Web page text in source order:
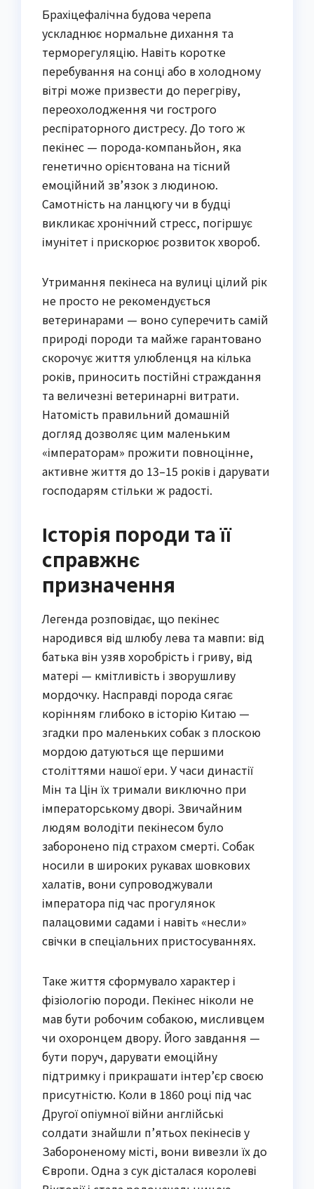
Брахіцефалічна будова черепа
ускладнює нормальне дихання та
терморегуляцію. Навіть коротке
перебування на сонці або в холодному
вітрі може призвести до перегріву,
переохолодження чи гострого
респіраторного дистресу. До того ж
пекінес — порода-компаньйон, яка
генетично орієнтована на тісний
емоційний зв’язок з людиною.
Самотність на ланцюгу чи в будці
викликає хронічний стресс, погіршує
імунітет і прискорює розвиток хвороб.
Утримання пекінеса на вулиці цілий рік
не просто не рекомендується
ветеринарами — воно суперечить самій
природі породи та майже гарантовано
скорочує життя улюбленця на кілька
років, приносить постійні страждання
та величезні ветеринарні витрати.
Натомість правильний домашній
догляд дозволяє цим маленьким
«імператорам» прожити повноцінне,
активне життя до 13–15 років і дарувати
господарям стільки ж радості.
Історія породи та її
справжнє
призначення
Легенда розповідає, що пекінес
народився від шлюбу лева та мавпи: від
батька він узяв хоробрість і гриву, від
матері — кмітливість і зворушливу
мордочку. Насправді порода сягає
корінням глибоко в історію Китаю —
згадки про маленьких собак з плоскою
мордою датуються ще першими
століттями нашої ери. У часи династії
Мін та Цін їх тримали виключно при
імператорському дворі. Звичайним
людям володіти пекінесом було
заборонено під страхом смерті. Собак
носили в широких рукавах шовкових
халатів, вони супроводжували
імператора під час прогулянок
палацовими садами і навіть «несли»
свічки в спеціальних пристосуваннях.
Таке життя сформувало характер і
фізіологію породи. Пекінес ніколи не
мав бути робочим собакою, мисливцем
чи охоронцем двору. Його завдання —
бути поруч, дарувати емоційну
підтримку і прикрашати інтер’єр своєю
присутністю. Коли в 1860 році під час
Другої опіумної війни англійські
солдати знайшли п’ятьох пекінесів у
Забороненому місті, вони вивезли їх до
Європи. Одна з сук дісталася королеві